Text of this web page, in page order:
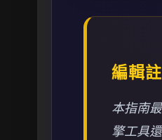
編輯
本指南
擎工具